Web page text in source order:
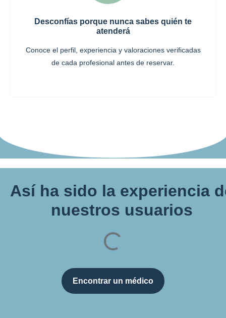
Desconfías porque nunca sabes quién te
atenderá
Conoce el perfil, experiencia y valoraciones verificadas
de cada profesional antes de reservar.
Así ha sido la experiencia
nuestros usuarios
Encontrar un médico